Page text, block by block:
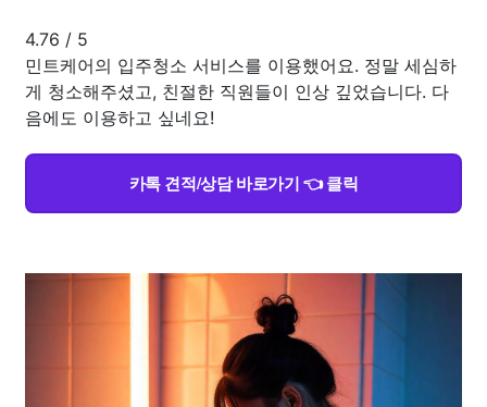
4.76 / 5
민트케어의 입주청소 서비스를 이용했어요. 정말 세심하
게 청소해주셨고, 친절한 직원들이 인상 깊었습니다. 다
음에도 이용하고 싶네요!
카톡 견적/상담 바로가기 👈 클릭